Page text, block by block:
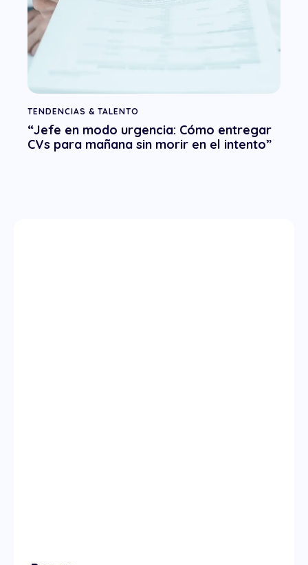
TENDENCIAS & TALENTO
“Jefe en modo urgencia: Cómo entregar
CVs para mañana sin morir en el intento”